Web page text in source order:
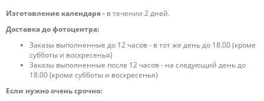
Изготовление календаря - в течении 2 дней.
Доставка до фотоцентра:
Заказы выполненные до 12 часов - в тот же день до 18.00 (кроме
субботы и воскресенья)
Заказы выполненные после 12 часов - на следующий день до
18.00 (кроме субботы и воскресенья)
Если нужно очень срочно: